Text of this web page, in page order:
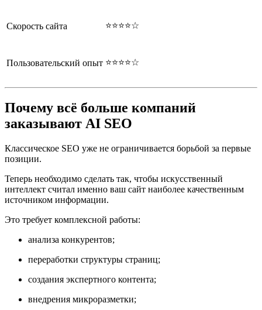
Скорость сайта ⭐⭐⭐⭐☆
Пользовательский опыт ⭐⭐⭐⭐☆
Почему всё больше компаний
заказывают AI SEO
Классическое SEO уже не ограничивается борьбой за первые
позиции.
Теперь необходимо сделать так, чтобы искусственный
интеллект считал именно ваш сайт наиболее качественным
источником информации.
Это требует комплексной работы:
анализа конкурентов;
переработки структуры страниц;
создания экспертного контента;
внедрения микроразметки;